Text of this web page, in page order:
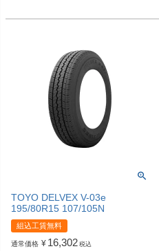
TOYO DELVEX V-03e
195/80R15 107/105N
組込工賃無料
通常価格 ¥ 16,302 税込